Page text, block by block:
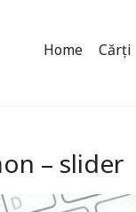
Home Cărți
– slider